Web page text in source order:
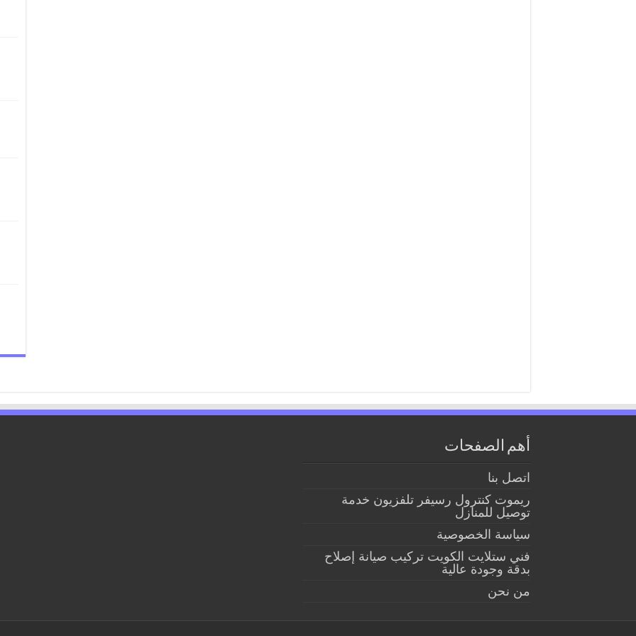
أهم الصفحات
اتصل بنا
ريموت كنترول رسيفر تلفزيون خدمة
توصيل للمنازل
سياسة الخصوصية
فني ستلايت الكويت تركيب صيانة إصلاح
بدقة وجودة عالية
من نحن